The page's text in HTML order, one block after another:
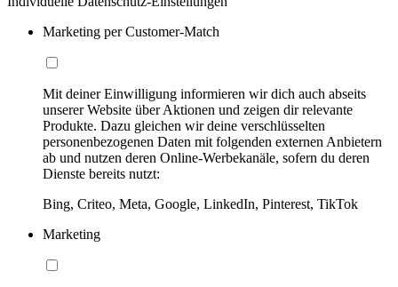
Marketing per Customer-Match
Mit deiner Einwilligung informieren wir dich auch abseits
unserer Website über Aktionen und zeigen dir relevante
Produkte. Dazu gleichen wir deine verschlüsselten
personenbezogenen Daten mit folgenden externen Anbietern
ab und nutzen deren Online-Werbekanäle, sofern du deren
Dienste bereits nutzt:
Bing, Criteo, Meta, Google, LinkedIn, Pinterest, TikTok
Marketing